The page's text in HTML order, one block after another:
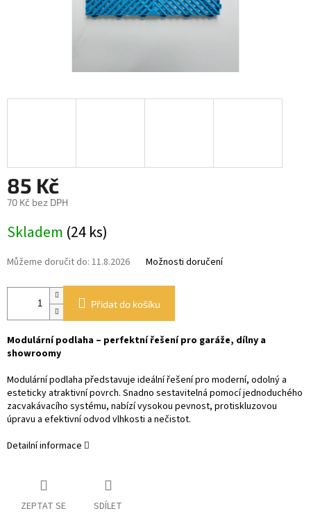
85 Kč
70 Kč bez DPH
cena:
Skladem (24 ks)
Můžeme doručit do: 11.8.2026 Možnosti doručení
Přidat do košíku
Modulární podlaha – perfektní řešení pro garáže, dílny a
showroomy
Modulární podlaha představuje ideální řešení pro moderní, odolný a
esteticky atraktivní povrch. Snadno sestavitelná pomocí jednoduchého
zacvakávacího systému, nabízí vysokou pevnost, protiskluzovou
úpravu a efektivní odvod vlhkosti a nečistot.
Detailní informace
ZEPTAT SE SDÍLET